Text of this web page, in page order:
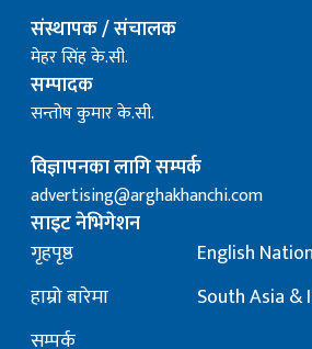
संस्थापक / संचालक
मेहर सिंह के.सी.
सम्पादक
सन्तोष कुमार के.सी.
विज्ञापनका लागि सम्पर्क
advertising@arghakhanchi.com
साइट नेभिगेशन
गृहपृष्ठ
हाम्रो बारेमा
सम्पर्क
English
South Asia